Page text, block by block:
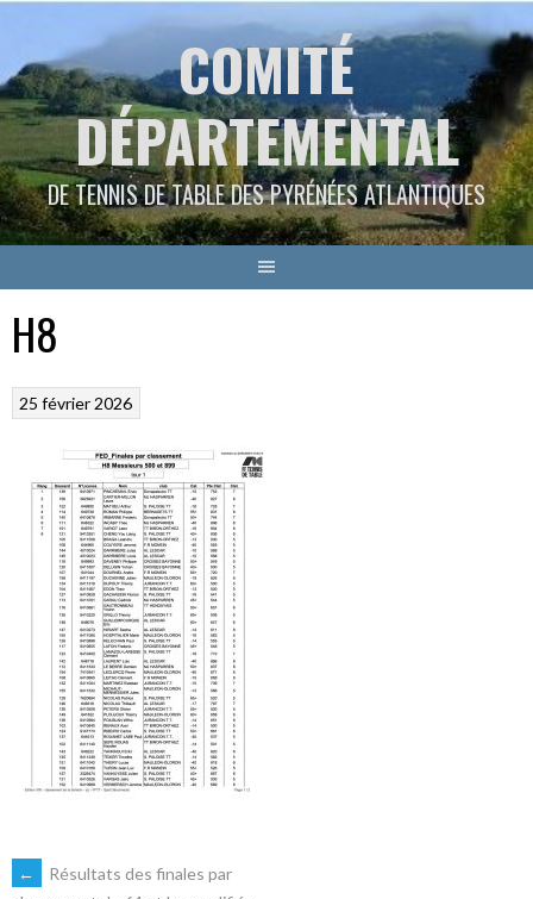
contenu
COMITÉ
DÉPARTEMENTAL
DE TENNIS DE TABLE DES PYRÉNÉES ATLANTIQUES
H8
25 février 2026
←
Résultats des finales par